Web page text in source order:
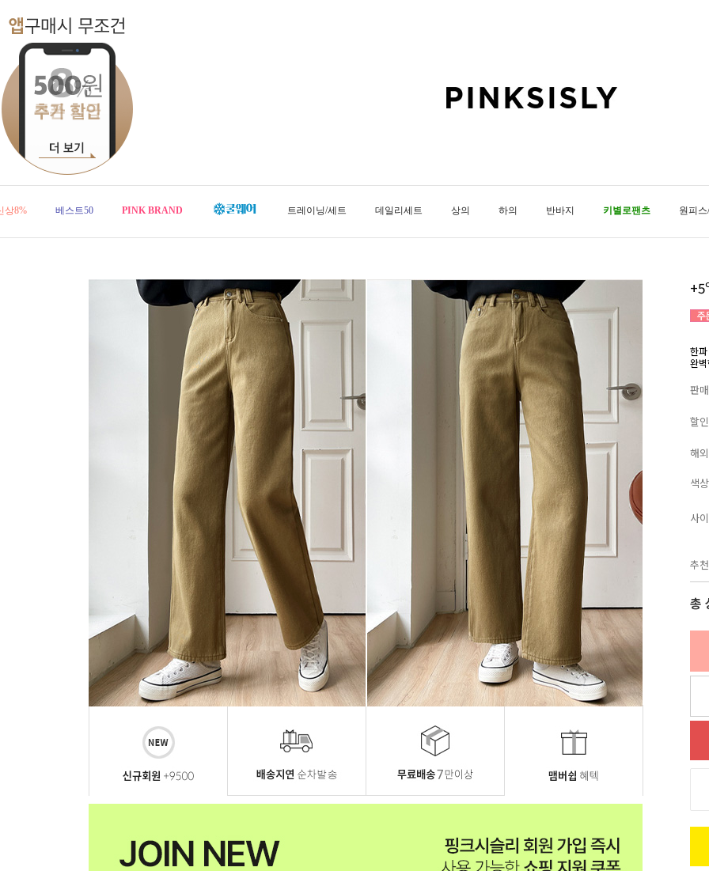
상8% 베스트50 PINK BRAND 트레이닝/세트 데일리세트 상의 하의 반바지 키별로팬츠 원피
한
완
판
할
해
색상
사
추
총